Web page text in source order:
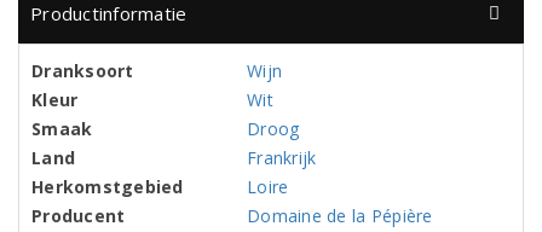
Productinformatie
Dranksoort
Wijn
Kleur
Wit
Smaak
Droog
Land
Frankrijk
Herkomstgebied
Loire
Producent
Domaine de la Pépière